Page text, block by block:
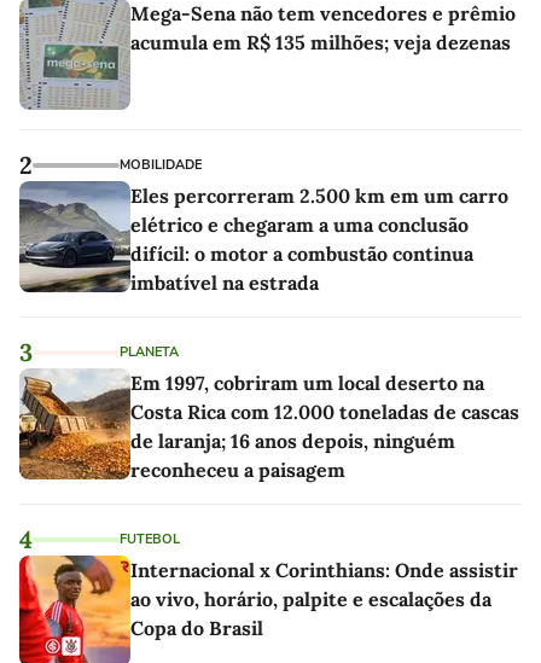
Mega-Sena não tem vencedores e prêmio
acumula em R$ 135 milhões; veja dezenas
2 MOBILIDADE
Eles percorreram 2.500 km em um carro
elétrico e chegaram a uma conclusão
difícil: o motor a combustão continua
imbatível na estrada
3 PLANETA
Em 1997, cobriram um local deserto na
Costa Rica com 12.000 toneladas de cascas
de laranja; 16 anos depois, ninguém
reconheceu a paisagem
4 FUTEBOL
Internacional x Corinthians: Onde assistir
ao vivo, horário, palpite e escalações da
Copa do Brasil